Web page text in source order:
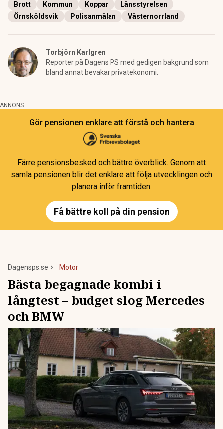
Brott Kommun Koppar
Länsstyrelsen
Örnsköldsvik
Polisanmälan Västernorrland
Torbjörn Karlgren
Reporter på Dagens PS med gedigen bakgrund som
bland annat bevakar privatekonomi.
ANNONS
Gör pensionen enklare att förstå och hantera
Färre pensionsbesked och bättre överblick. Genom att
samla pensionen blir det enklare att följa utvecklingen och
planera inför framtiden.
Få bättre koll på din pension
Dagensps.se Motor
Bästa begagnade kombi i
långtest – budget slog Mercedes
och BMW